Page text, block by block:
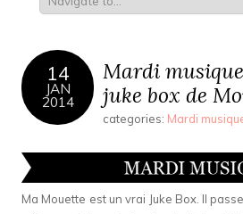
14
JAN
2014
Mardi
juke box de
categories: Mardi
Ma Mouette est un vrai Juke Box. Il